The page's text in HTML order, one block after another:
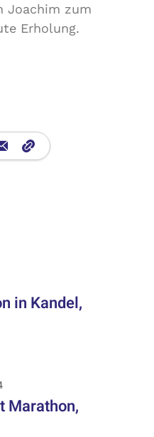
Joachim zum
Erholung.
in Kandel,
Marathon,